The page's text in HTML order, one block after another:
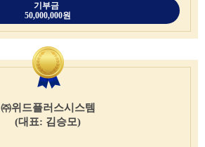
기부금
50,000,000원
㈜위드플러스시스템
(대표: 김승모)